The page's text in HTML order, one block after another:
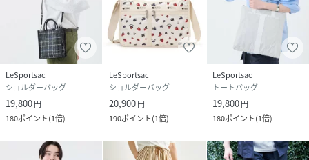
LeSportsac
ショルダーバッグ
19,800円
180ポイント(1倍)
LeSportsac
ショルダーバッグ
20,900円
190ポイント(1倍)
LeSportsac
トートバッグ
19,800円
180ポイント(1倍)